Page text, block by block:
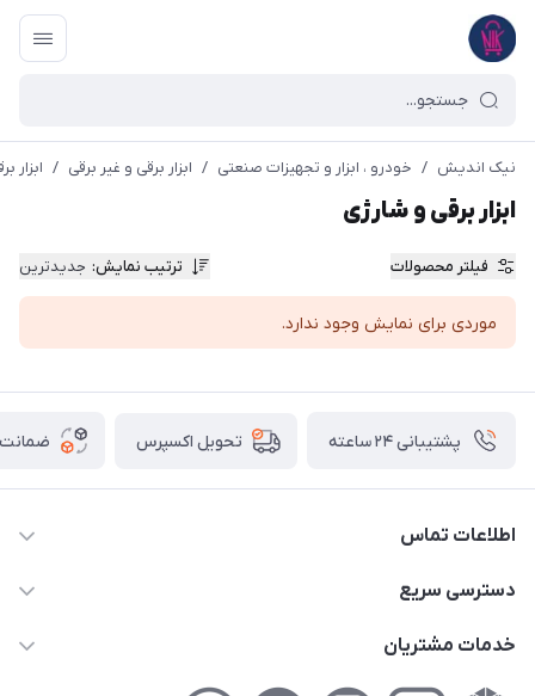
نیک اندیش / خودرو ، ابزار و تجهیزات صنعتی / ابزار برقی و غیر برقی / ابزار
ابزار برقی و شارژی
فیلتر محصولات ترتیب نمایش: جدیدترین
موردی برای نمایش وجود ندارد.
پشتیبانی ۲۴ ساعته تحویل اکسپرس ضمانت
اطلاعات تماس
02177111474
دسترسی سریع
حساب کاربری
خدمات مشتریان
راهنمای‌خرید‌آنلاین